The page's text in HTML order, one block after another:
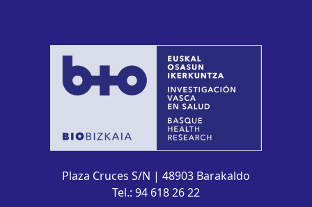
Plaza Cruces S/N | 48903 Barakaldo
Tel.: 94 618 26 22